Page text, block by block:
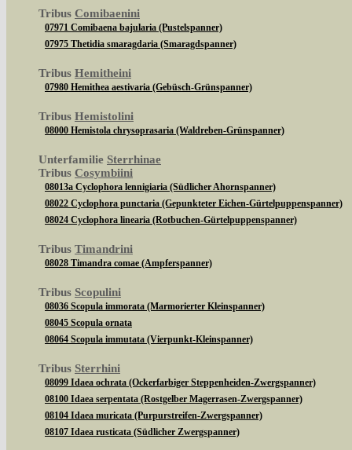
Tribus Comibaenini
07971 Comibaena bajularia (Pustelspanner)
07975 Thetidia smaragdaria (Smaragdspanner)
Tribus Hemitheini
07980 Hemithea aestivaria (Gebüsch-Grünspanner)
Tribus Hemistolini
08000 Hemistola chrysoprasaria (Waldreben-Grünspanner)
Unterfamilie Sterrhinae
Tribus Cosymbiini
08013a Cyclophora lennigiaria (Südlicher Ahornspanner)
08022 Cyclophora punctaria (Gepunkteter Eichen-Gürtelpuppenspanner)
08024 Cyclophora linearia (Rotbuchen-Gürtelpuppenspanner)
Tribus Timandrini
08028 Timandra comae (Ampferspanner)
Tribus Scopulini
08036 Scopula immorata (Marmorierter Kleinspanner)
08045 Scopula ornata
08064 Scopula immutata (Vierpunkt-Kleinspanner)
Tribus Sterrhini
08099 Idaea ochrata (Ockerfarbiger Steppenheiden-Zwergspanner)
08100 Idaea serpentata (Rostgelber Magerrasen-Zwergspanner)
08104 Idaea muricata (Purpurstreifen-Zwergspanner)
08107 Idaea rusticata (Südlicher Zwergspanner)